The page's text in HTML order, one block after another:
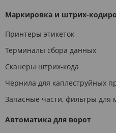
Маркировка и штрих-
Принтеры этикеток
Терминалы сбора данных
Сканеры штрих-кода
Чернила для каплеструйных
Запасные части, фильтры для
Автоматика для ворот